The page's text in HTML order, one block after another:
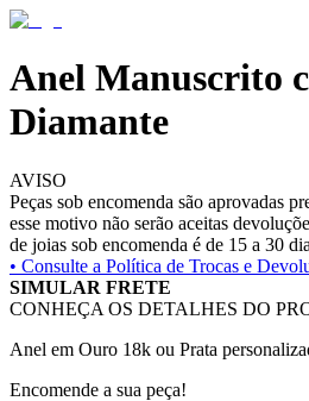
Anel Manuscrito
Diamante
AVISO
Peças sob encomenda são aprovadas
esse motivo não serão aceitas
de joias sob encomenda é de 15 a 30
• Consulte a Política de Trocas e
SIMULAR FRETE
CONHEÇA OS DETALHES DO
Anel em Ouro 18k ou Prata
Encomende a sua peça!